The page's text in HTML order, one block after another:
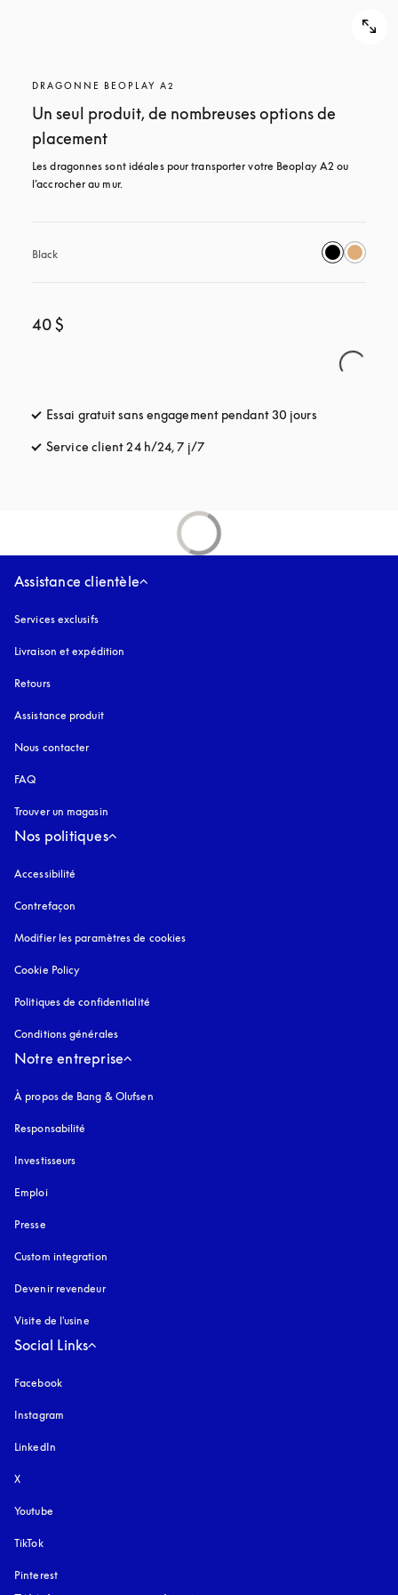
DRAGONNE BEOPLAY A2
Un seul produit, de nombreuses options de
placement
Les dragonnes sont idéales pour transporter votre Beoplay A2 ou
l’accrocher au mur.
Black
40 $
Essai gratuit sans engagement pendant 30 jours
Service client 24 h/24, 7 j/7s’ouvre dans un nouvel onglet
Assistance clientèle
Services exclusifs
Livraison et expédition
Retours
Assistance produit
Nous contacter
FAQ
Trouver un magasin
Nos politiques
Accessibilité
Contrefaçon
Modifier les paramètres de cookies
Cookie Policy
Politiques de confidentialité
Conditions générales
Notre entreprise
À propos de Bang & Olufsen
Responsabilité
Investisseurs
Emploi
Presse
Custom integration
Devenir revendeur
Visite de l'usine
Social Links
Facebook
Instagram
LinkedIn
X
Youtube
TikTok
Pinterest